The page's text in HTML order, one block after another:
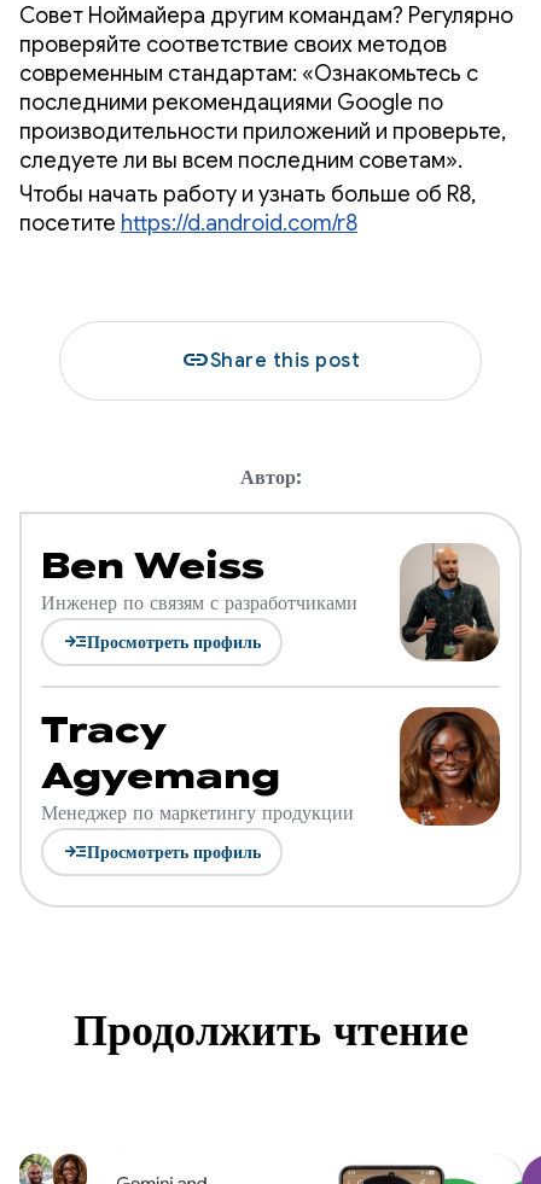
Совет Ноймайера другим командам? Регулярно
проверяйте соответствие своих методов
современным стандартам: «Ознакомьтесь с
последними рекомендациями Google по
производительности приложений и проверьте,
следуете ли вы всем последним советам».
Чтобы начать работу и узнать больше об R8,
посетите https://d.android.com/r8
linkShare this post
Автор:
Ben Weiss
Инженер по связям с разработчиками
read_moreПросмотреть профиль
Tracy
Agyemang
Менеджер по маркетингу продукции
read_moreПросмотреть профиль
Продолжить чтение